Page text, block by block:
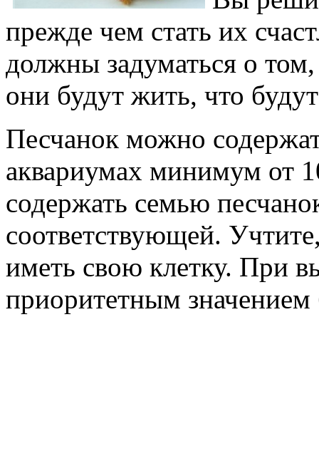
прежде чем стать их
должны задуматься о
они будут жить, что
Песчанок можно
аквариумах минимум от
содержать семью
соответствующей.
иметь свою клетку. При
приоритетным значением